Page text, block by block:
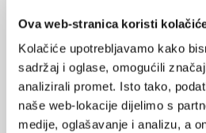
Ova web-stranica koristi
Kolačiće upotrebljavamo kako
sadržaj i oglase, omogućili
analizirali promet. Isto tako,
naše web-lokacije dijelimo s
medije, oglašavanje i analizu, a
SatXplor: Novi alat za istraživanje
regija genoma
25.04.2024.
Sindrom Down i Alzheimerova
povezani